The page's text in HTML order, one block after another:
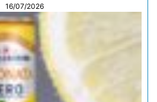
16/07/2026